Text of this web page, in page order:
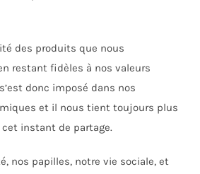
des produits que nous
restant fidèles à nos valeurs
donc imposé dans nos
et il nous tient toujours plus
cet instant de partage.
nos papilles, notre vie sociale, et